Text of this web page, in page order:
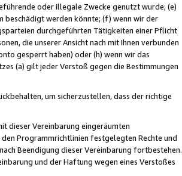
oder illegale Zwecke genutzt wurde; (e)
beschädigt werden könnte; (f) wenn wir der
durchgeführten Tätigkeiten einer Pflicht
die unserer Ansicht nach mit Ihnen verbunden
gesperrt haben) oder (h) wenn wir das
(a) gilt jeder Verstoß gegen die Bestimmungen
um sicherzustellen, dass der richtige
dieser Vereinbarung eingeräumten
Programmrichtlinien festgelegten Rechte und
Beendigung dieser Vereinbarung fortbestehen.
und der Haftung wegen eines Verstoßes